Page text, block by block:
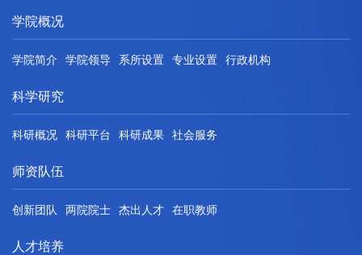
学院概况
学院简介 学院领导 系所设置 专业设置 行政机构
科学研究
科研概况 科研平台 科研成果 社会服务
师资队伍
创新团队 两院院士 杰出人才 在职教师
人才培养